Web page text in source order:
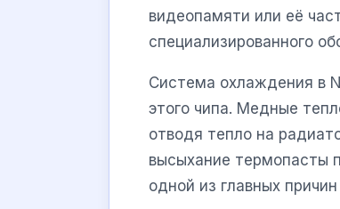
видеопамяти или её
специализированного
Система охлаждения в
этого чипа. Медные
отводя тепло на
высыхание термопасты
одной из главных